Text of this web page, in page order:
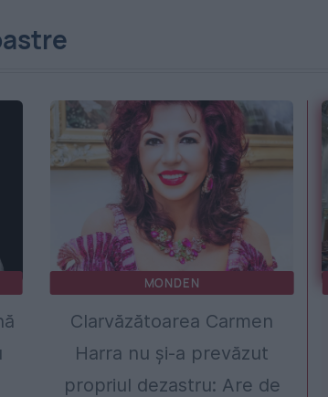
MONDEN
Clarvăzătoarea Carmen
Harra nu și-a prevăzut
propriul dezastru: Are de